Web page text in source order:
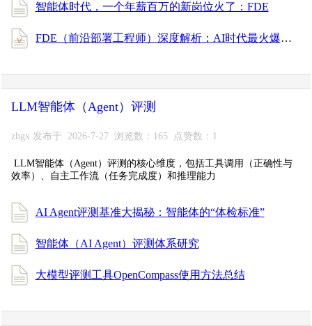
智能体时代，一个年薪百万的新岗位火了：FDE
FDE（前沿部署工程师）深度解析：AI时代最火爆的新型技术人才
LLM智能体（Agent）评测
zhgx 发布于 2026-7-27 浏览数：165 点赞数：1
LLM智能体（Agent）评测的核心维度，包括工具调用（正确性与
效率）、自主工作流（任务完成度）和推理能力
AI Agent评测基准大揭秘：智能体的“体检标准”
智能体（AI Agent）评测体系研究
大模型评测工具OpenCompass使用方法总结